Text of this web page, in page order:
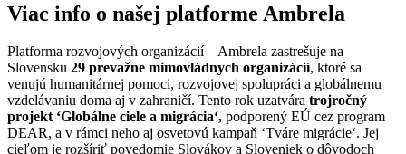
Viac info o našej platforme Ambrela
Platforma rozvojových organizácií – Ambrela zastrešuje na
Slovensku 29 prevažne mimovládnych organizácií, ktoré sa
venujú humanitárnej pomoci, rozvojovej spolupráci a globálnemu
vzdelávaniu doma aj v zahraničí. Tento rok uzatvára trojročný
projekt ‘Globálne ciele a migrácia‘, podporený EÚ cez program
DEAR, a v rámci neho aj osvetovú kampaň ‘Tváre migrácie‘. Jej
cieľom je rozšíriť povedomie Slovákov a Sloveniek o dôvodoch